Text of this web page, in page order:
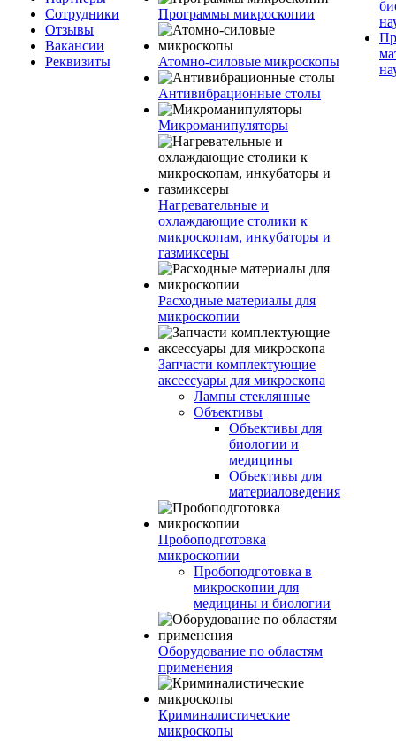
Сотрудники
Отзывы
Вакансии
Реквизиты
Программы микроскопии
Атомно-силовые микроскопы
Антивибрационные столы
Микроманипуляторы
Нагревательные и
охлаждающие столики к
микроскопам, инкубаторы и
газмиксеры
Расходные материалы для
микроскопии
Запчасти комплектующие
аксессуары для микроскопа
Лампы стеклянные
Объективы
Объективы для
биологии и
медицины
Объективы для
материаловедения
Пробоподготовка
микроскопии
Пробоподготовка в
микроскопии для
медицины и биологии
Оборудование по областям
применения
Криминалистические
микроскопы